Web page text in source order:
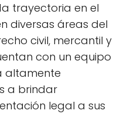
trayectoria en el
diversas áreas del
civil, mercantil y
con un equipo
altamente
a brindar
legal a sus